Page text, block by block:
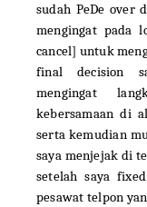
sudah PeDe over
mengingat pada
cancel] untuk
final decision
mengingat
kebersamaan di
serta kemudian
saya menjejak di
setelah saya
pesawat telpon